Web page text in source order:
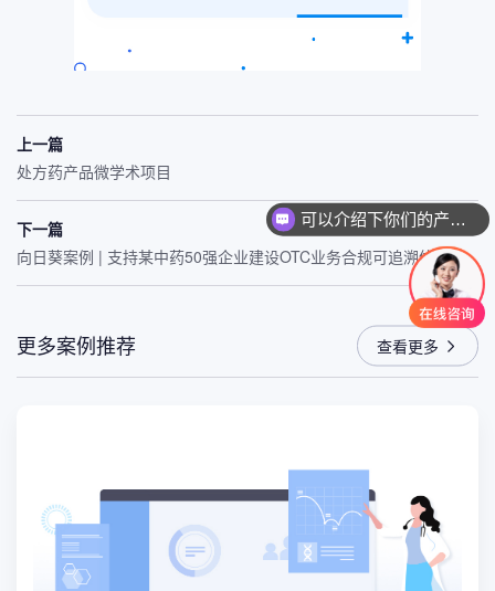
上一篇
处方药产品微学术项目
下一篇
向日葵案例 | 支持某中药50强企业建设OTC业务合规可追溯体系
更多案例推荐 查看更多
可以介绍下你们的产品么